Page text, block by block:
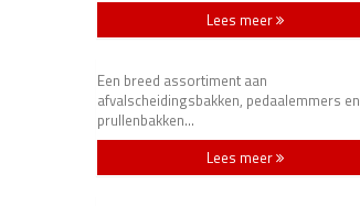
Lees meer
Een breed assortiment aan
afvalscheidingsbakken, pedaalemmers en
prullenbakken...
Lees meer